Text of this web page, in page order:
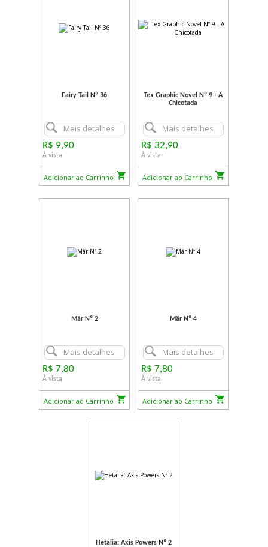
Fairy Tail Nº 36
Mais detalhes
R$ 9,90
À vista
Adicionar ao Carrinho
Tex Graphic Novel Nº 9 - A
Chicotada
Mais detalhes
R$ 32,90
À vista
Adicionar ao Carrinho
Mär Nº 2
Mais detalhes
R$ 7,80
À vista
Adicionar ao Carrinho
Mär Nº 4
Mais detalhes
R$ 7,80
À vista
Adicionar ao Carrinho
Hetalia: Axis Powers Nº 2